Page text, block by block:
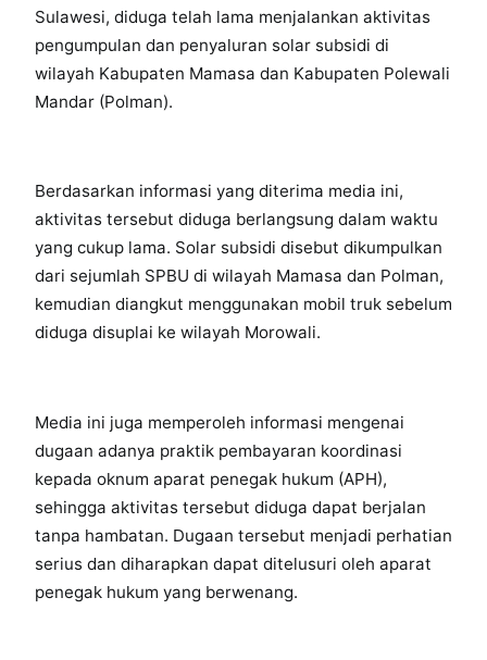
Sulawesi, diduga telah lama menjalankan aktivitas
pengumpulan dan penyaluran solar subsidi di
wilayah Kabupaten Mamasa dan Kabupaten Polewali
Mandar (Polman).
Berdasarkan informasi yang diterima media ini,
aktivitas tersebut diduga berlangsung dalam waktu
yang cukup lama. Solar subsidi disebut dikumpulkan
dari sejumlah SPBU di wilayah Mamasa dan Polman,
kemudian diangkut menggunakan mobil truk sebelum
diduga disuplai ke wilayah Morowali.
Media ini juga memperoleh informasi mengenai
dugaan adanya praktik pembayaran koordinasi
kepada oknum aparat penegak hukum (APH),
sehingga aktivitas tersebut diduga dapat berjalan
tanpa hambatan. Dugaan tersebut menjadi perhatian
serius dan diharapkan dapat ditelusuri oleh aparat
penegak hukum yang berwenang.